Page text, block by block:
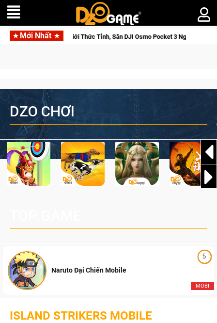
Mới Nhất
Saga: Cửu Giới Thức Tỉnh, Săn DJI Osmo Pocket 3 Ngay Hôm Nay
DZO CHƠI
5
MOBI
Naruto Đại Chiến Mobile
ISLAND STRIKERS MOBILE